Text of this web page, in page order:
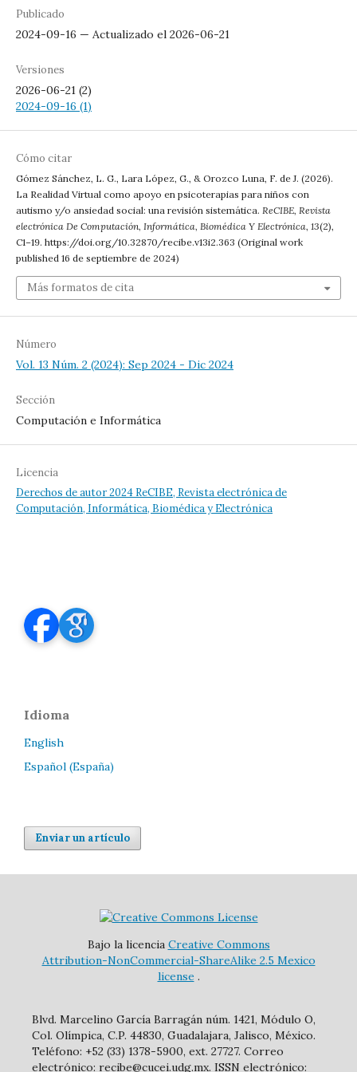
Publicado
2024-09-16 — Actualizado el 2026-06-21
Versiones
2026-06-21 (2)
2024-09-16 (1)
Cómo citar
Gómez Sánchez, L. G., Lara López, G., & Orozco Luna, F. de J. (2026).
La Realidad Virtual como apoyo en psicoterapias para niños con
autismo y/o ansiedad social: una revisión sistemática. ReCIBE, Revista
electrónica De Computación, Informática, Biomédica Y Electrónica, 13(2),
C1–19. https://doi.org/10.32870/recibe.v13i2.363 (Original work
published 16 de septiembre de 2024)
Más formatos de cita
Número
Vol. 13 Núm. 2 (2024): Sep 2024 - Dic 2024
Sección
Computación e Informática
Licencia
Derechos de autor 2024 ReCIBE, Revista electrónica de
Computación, Informática, Biomédica y Electrónica
Idioma
English
Español (España)
Enviar un artículo
Bajo la licencia Creative Commons
Attribution-NonCommercial-ShareAlike 2.5 Mexico
license .
Blvd. Marcelino García Barragán núm. 1421, Módulo O,
Col. Olímpica, C.P. 44830, Guadalajara, Jalisco, México.
Teléfono: +52 (33) 1378-5900, ext. 27727. Correo
electrónico: recibe@cucei.udg.mx. ISSN electrónico: